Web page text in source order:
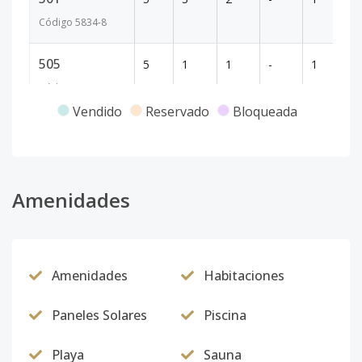
Código 5834-8
505
Código
5 1 1 - 1
101
Vendido Reservado Bloqueada
Amenidades
Amenidades Habitaciones
Paneles Solares Piscina
Playa Sauna